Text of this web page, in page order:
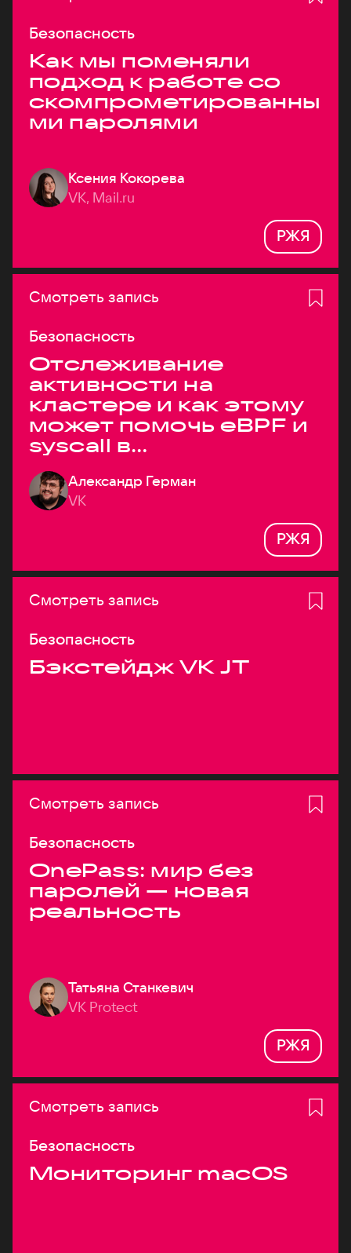
Безопасность
Как мы поменяли
подход к работе со
скомпрометированны
ми паролями
Ксения Кокорева
VK, Mail.ru
РЖЯ
Смотреть запись
Безопасность
Отслеживание
активности на
кластере и как этому
может помочь eBPF и
syscall в
высоконагруженных
системах
Александр Герман
VK
РЖЯ
Смотреть запись
Безопасность
Бэкстейдж VK JT
Смотреть запись
Безопасность
OnePass: мир без
паролей — новая
реальность
Татьяна Станкевич
VK Protect
РЖЯ
Смотреть запись
Безопасность
Мониторинг macOS